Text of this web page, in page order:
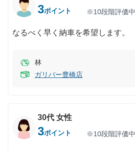
3ポイント ※10段階評価中
なるべく早く納車を希望します。
林
ガリバー豊橋店
30代 女性
3ポイント ※10段階評価中